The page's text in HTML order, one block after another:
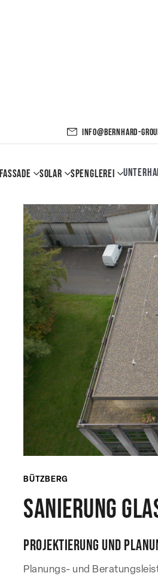
info@bernhard-
Fassade Solar Spenglerei
BÜTZBERG
Sanierung
Projektierung und
Planungs- und